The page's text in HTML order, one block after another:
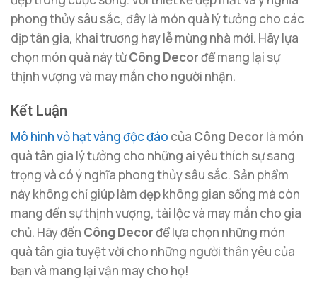
phong thủy sâu sắc, đây là món quà lý tưởng cho các
dịp tân gia, khai trương hay lễ mừng nhà mới. Hãy lựa
chọn món quà này từCông Decorđể mang lại sự
thịnh vượng và may mắn cho người nhận.
Kết Luận
Mô hình vỏ hạt vàng độc đáo của Công Decor là món
quà tân gia lý tưởng cho những ai yêu thích sự sang
trọng và có ý nghĩa phong thủy sâu sắc. Sản phẩm
này không chỉ giúp làm đẹp không gian sống mà còn
mang đến sự thịnh vượng, tài lộc và may mắn cho gia
chủ. Hãy đến Công Decorđể lựa chọn những món
quà tân gia tuyệt vời cho những người thân yêu của
bạn và mang lại vận may cho họ!